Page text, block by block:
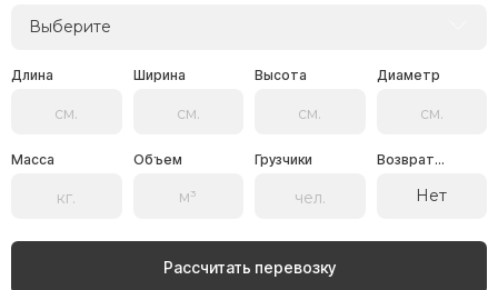
Выберите
Длина Ширина Высота Диаметр
Масса Объем Грузчики Возврат...
Нет
Рассчитать перевозку